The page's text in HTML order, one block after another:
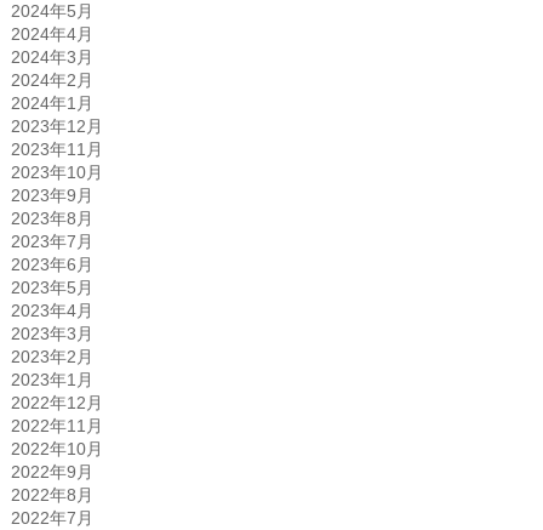
2024年5月
2024年4月
2024年3月
2024年2月
2024年1月
2023年12月
2023年11月
2023年10月
2023年9月
2023年8月
2023年7月
2023年6月
2023年5月
2023年4月
2023年3月
2023年2月
2023年1月
2022年12月
2022年11月
2022年10月
2022年9月
2022年8月
2022年7月